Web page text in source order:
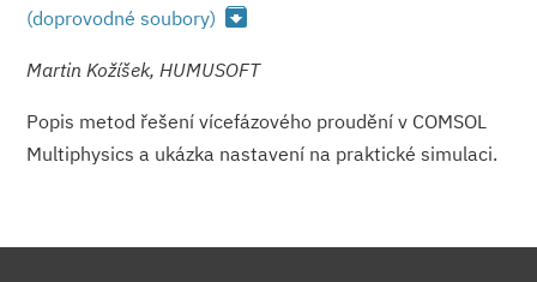
(doprovodné soubory) archive
Martin Kožíšek, HUMUSOFT
Popis metod řešení vícefázového proudění v COMSOL
Multiphysics a ukázka nastavení na praktické simulaci.